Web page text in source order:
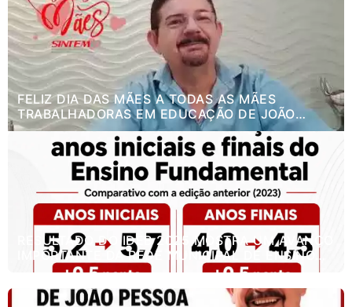
FELIZ DIA DAS MÃES A TODAS AS MÃES
TRABALHADORAS EM EDUCAÇÃO DE JOÃO
PESSOA.
RESULTADO DO IDEB 2025 MOSTRA UM AVANÇO
IMPORTANTE DA REDE MUNICIPAL DE ENSINO
DE JOÃO PESSOA.